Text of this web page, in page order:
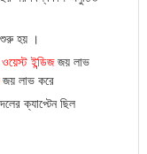
হয়।
ওয়েস্ট ইন্ডিজজয়লাভ
য়লাভ করে
ক্যাপ্টেন ছিল